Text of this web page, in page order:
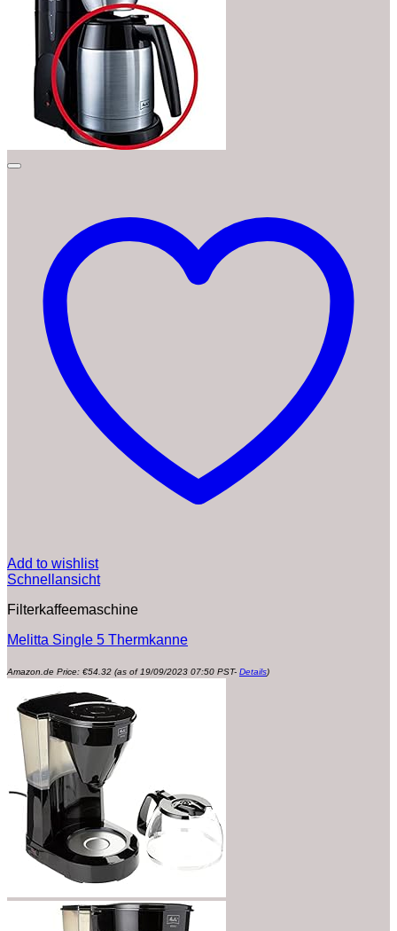
Add to wishlist
Schnellansicht
Filterkaffeemaschine
Melitta Single 5 Thermkanne
Amazon.de Price: €54.32 (as of 19/09/2023 07:50 PST- Details)